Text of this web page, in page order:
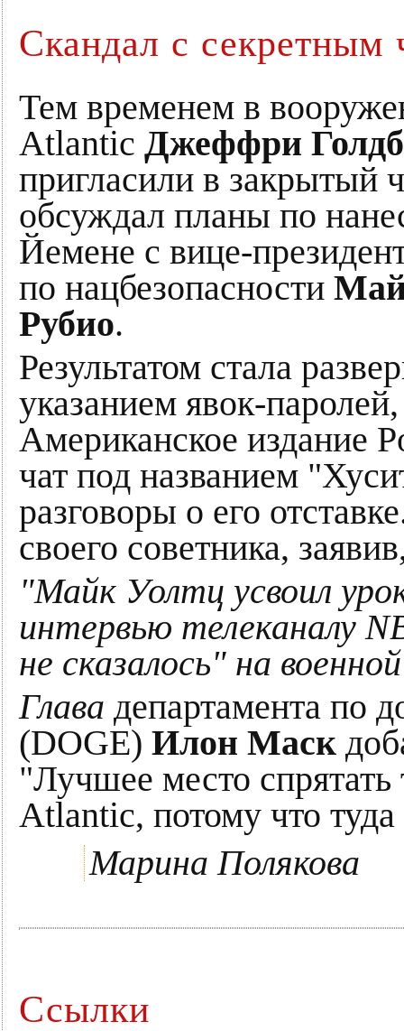
Скандал с
Тем временем в
Atlantic Джеффри
пригласили в закрытый
обсуждал планы по
Йемене с вице-
по нацбезопасности
Рубио.
Результатом стала
указанием явок-
Американское издание
чат под названием
разговоры о его
своего советника,
"Майк Уолтц усвоил
интервью телеканалу
не сказалось" на
Глава департамента по
(DOGE) Илон Маск
"Лучшее место спрятать
Atlantic, потому что туда
Марина Полякова
Ссылки